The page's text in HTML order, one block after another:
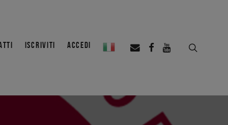
ISCRIVITI ACCEDI